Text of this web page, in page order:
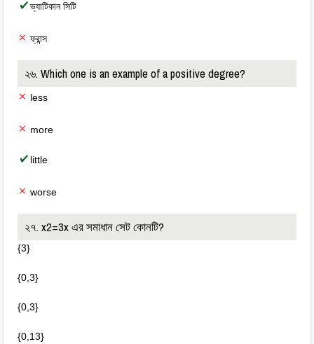
ভ্যাটিকান সিটি
ফ্রান্স
২৬. Which one is an example of a positive degree?
less
more
little
worse
২৭. x2=3x এর সমাধান সেট কোনটি?
{3}
{0,3}
{0,3}
{0,13}